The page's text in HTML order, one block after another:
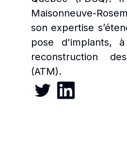
Maisonneuve-
son expertise
pose d'implants,
reconstruction
(ATM).